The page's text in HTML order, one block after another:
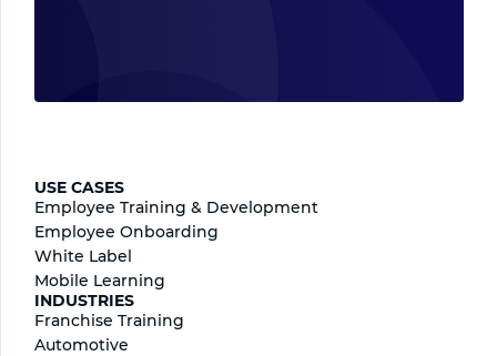
USE CASES
Employee Training & Development
Employee Onboarding
White Label
Mobile Learning
INDUSTRIES
Franchise Training
Automotive